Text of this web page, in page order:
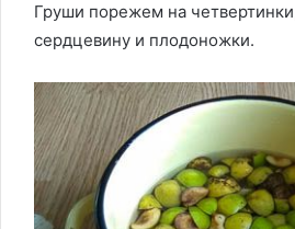
Груши порежем на
сердцевину и плодоножки.